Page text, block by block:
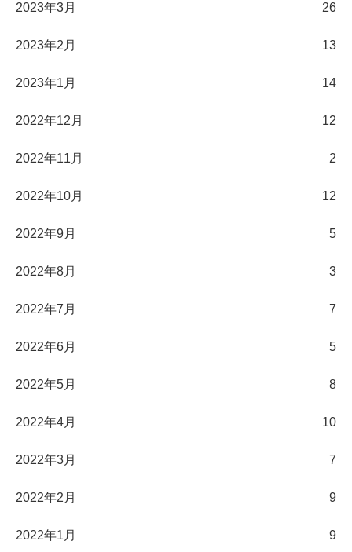
2023年3月 26
2023年2月 13
2023年1月 14
2022年12月 12
2022年11月 2
2022年10月 12
2022年9月 5
2022年8月 3
2022年7月 7
2022年6月 5
2022年5月 8
2022年4月 10
2022年3月 7
2022年2月 9
2022年1月 9